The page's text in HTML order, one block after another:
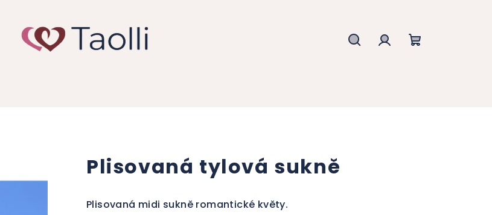
Plisovaná tylová sukně
Plisovaná midi sukně romantické květy.